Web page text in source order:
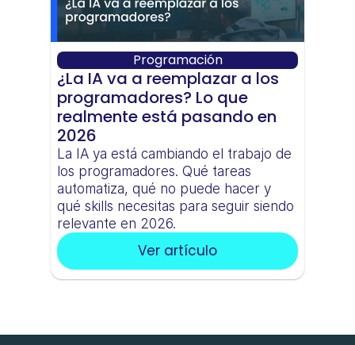
Programación
¿La IA va a reemplazar a los
programadores? Lo que
realmente está pasando en
2026
La IA ya está cambiando el trabajo de
los programadores. Qué tareas
automatiza, qué no puede hacer y
qué skills necesitas para seguir siendo
relevante en 2026.
Ver artículo